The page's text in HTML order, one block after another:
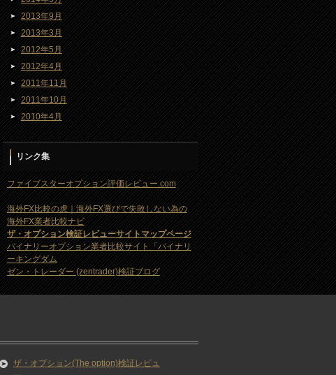
2013年9月
2013年3月
2012年5月
2012年4月
2011年11月
2011年10月
2010年4月
リンク集
ファイブスターオプション評価レビュー.com
海外FX比較の虎｜海外FX選びで失敗しない為の
海外FX業者比較ナビ
ザ・オプション検証レビューサイトマップページ
バイナリーオプション業者比較サイト「バイナリ
ーキングダム
ゼン・トレーダー (zentrader)検証ブログ
ザ・オプション(The option)検証レビュ